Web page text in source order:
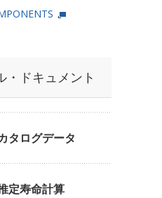
・ドキュメント
タログデータ
定寿命計算